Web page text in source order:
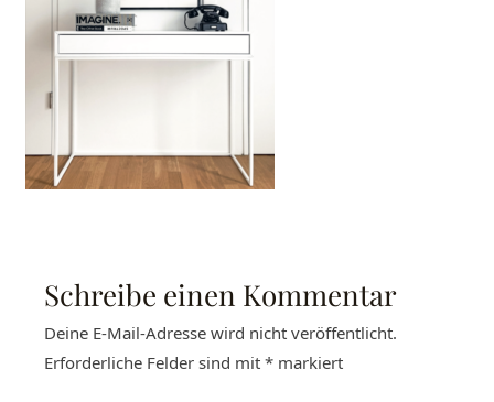
Schreibe einen Kommentar
Deine E-Mail-Adresse wird nicht veröffentlicht.
Erforderliche Felder sind mit* markiert